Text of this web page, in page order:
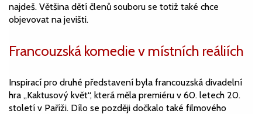
najdeš. Většina dětí členů souboru se totiž také chce
objevovat na jevišti.
Francouzská komedie v místních reáliích
Inspirací pro druhé představení byla francouzská divadelní
hra „Kaktusový květ“, která měla premiéru v 60. letech 20.
století v Paříži. Dílo se později dočkalo také filmového